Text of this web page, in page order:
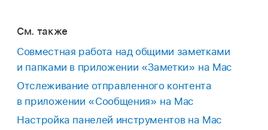
См. также
Совместная работа над общими заметками
и папками в приложении «Заметки» на Mac
Отслеживание отправленного контента
в приложении «Сообщения» на Mac
Настройка панелей инструментов на Mac